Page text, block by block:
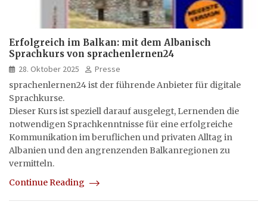
Erfolgreich im Balkan: mit dem Albanisch
Sprachkurs von sprachenlernen24
28. Oktober 2025
Presse
sprachenlernen24 ist der führende Anbieter für digitale
Sprachkurse.
Dieser Kurs ist speziell darauf ausgelegt, Lernenden die
notwendigen Sprachkenntnisse für eine erfolgreiche
Kommunikation im beruflichen und privaten Alltag in
Albanien und den angrenzenden Balkanregionen zu
vermitteln.
Continue Reading